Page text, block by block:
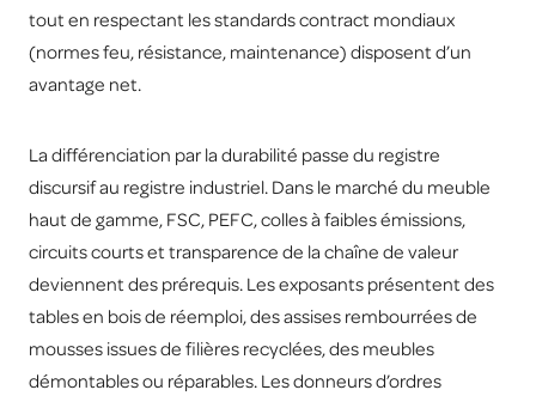
tout en respectant les standards contract mondiaux
(normes feu, résistance, maintenance) disposent d’un
avantage net.
La différenciation par la durabilité passe du registre
discursif au registre industriel. Dans le marché du meuble
haut de gamme, FSC, PEFC, colles à faibles émissions,
circuits courts et transparence de la chaîne de valeur
deviennent des prérequis. Les exposants présentent des
tables en bois de réemploi, des assises rembourrées de
mousses issues de filières recyclées, des meubles
démontables ou réparables. Les donneurs d’ordres